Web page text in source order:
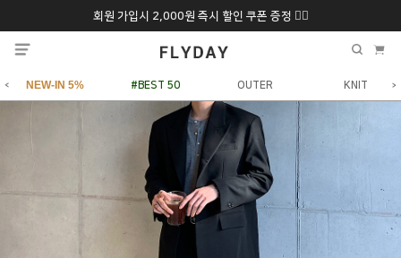
회원 가입시 2,000원 즉시 할인 쿠폰 증정 ❤️‍🔥
추석 특별 할인 10~20% 9/6 화 ~ 9/12월
NEW-IN 5% #BEST 50 OUTER KNIT